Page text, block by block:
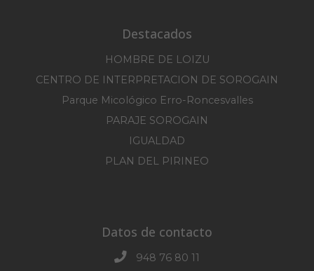
Destacados
HOMBRE DE LOIZU
CENTRO DE INTERPRETACION DE SOROGAIN
Parque Micológico Erro-Roncesvalles
PARAJE SOROGAIN
IGUALDAD
PLAN DEL PIRINEO
Datos de contacto
948 76 80 11